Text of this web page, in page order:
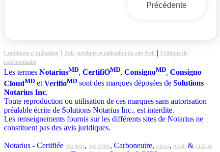
Précédente
Conditions d’utilisation | Avis juridique et utilisation du site Web | Politique de
confidentialité
Les termes NotariusMD, CertifiOMD, ConsignoMD, Consigno
CloudMD etVerifioMD sont des marques déposées de Solutions
Notarius Inc.
Toute reproduction ou utilisation de ces marques sans autorisation
préalable écrite de Solutions Notarius Inc., est interdite.
Les renseignements fournis sur les différents sites de Notarius ne
constituent pas des avis juridiques.
Notarius - Certifiée ISO 9001 , ISO 27001 , Carboneutre, eIDAS, AATL & CLOUD